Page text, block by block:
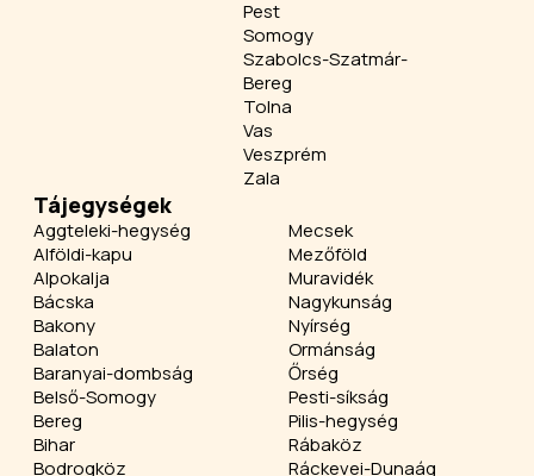
Pest
Somogy
Szabolcs-Szatmár-
Bereg
Tolna
Vas
Veszprém
Zala
Tájegységek
Aggteleki-hegység
Alföldi-kapu
Alpokalja
Bácska
Bakony
Balaton
Baranyai-dombság
Belső-Somogy
Bereg
Bihar
Bodrogköz
Mecsek
Mezőföld
Muravidék
Nagykunság
Nyírség
Ormánság
Őrség
Pesti-síkság
Pilis-hegység
Rábaköz
Ráckevei-Dunaág